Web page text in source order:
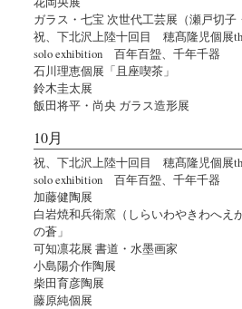
ガラス・七宝 次世代工芸展（瀬戸切子
祝、下北沢上陸十回目 穂髙隆児個展
solo exhibition 百年百盌、千年千器
石川理恵個展「且座喫茶」
鈴木圭太展
飯田将平・尚央 ガラス造形展
10月
祝、下北沢上陸十回目 穂髙隆児個展
solo exhibition 百年百盌、千年千器
加藤健陶展
白岩焼和兵衛窯（しらいわやきわへえ
の蒼」
可知凛花展 書道・水墨画家
小島陽介作陶展
柴田育彦陶展
藤原純個展